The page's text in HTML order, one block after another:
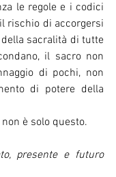
le regole e i codici
rischio di accorgersi
sacralità di tutte
il sacro non
di pochi, non
di potere della
è solo questo.
Dio nel tuo passato, presente e futuro